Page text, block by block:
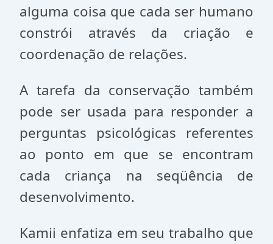
alguma coisa que cada ser humano
constrói através da criação e
coordenação de relações.
A tarefa da conservação também
pode ser usada para respon­der a
perguntas psicológicas referentes
ao ponto em que se encontram
cada criança na seqüência de
desenvolvimento.
Kamii enfatiza em seu trabalho que